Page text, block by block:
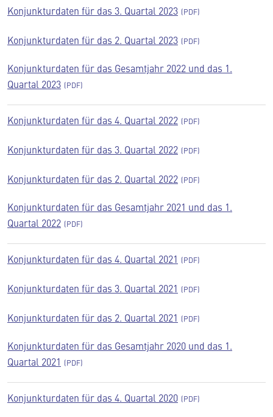
Konjunkturdaten für das 3. Quartal 2023
Konjunkturdaten für das 2. Quartal 2023
Konjunkturdaten für das Gesamtjahr 2022 und das 1.
Quartal 2023
Konjunkturdaten für das 4. Quartal 2022
Konjunkturdaten für das 3. Quartal 2022
Konjunkturdaten für das 2. Quartal 2022
Konjunkturdaten für das Gesamtjahr 2021 und das 1.
Quartal 2022
Konjunkturdaten für das 4. Quartal 2021
Konjunkturdaten für das 3. Quartal 2021
Konjunkturdaten für das 2. Quartal 2021
Konjunkturdaten für das Gesamtjahr 2020 und das 1.
Quartal 2021
Konjunkturdaten für das 4. Quartal 2020